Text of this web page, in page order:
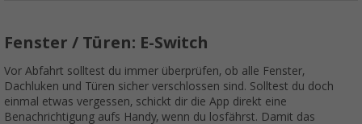
Fenster / Türen: E-Switch
Vor Abfahrt solltest du immer überprüfen, ob alle Fenster,
Dachluken und Türen sicher verschlossen sind. Solltest du doch
einmal etwas vergessen, schickt dir die App direkt eine
Benachrichtigung aufs Handy, wenn du losfährst. Damit das